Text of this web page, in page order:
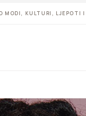
MODI, KULTURI, LJEPOTI